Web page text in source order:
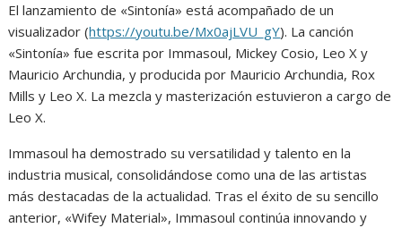
El lanzamiento de «Sintonía» está acompañado de un
visualizador (https://youtu.be/Mx0ajLVU_gY). La canción
«Sintonía» fue escrita por Immasoul, Mickey Cosio, Leo X y
Mauricio Archundia, y producida por Mauricio Archundia, Rox
Mills y Leo X. La mezcla y masterización estuvieron a cargo de
Leo X.
Immasoul ha demostrado su versatilidad y talento en la
industria musical, consolidándose como una de las artistas
más destacadas de la actualidad. Tras el éxito de su sencillo
anterior, «Wifey Material», Immasoul continúa innovando y